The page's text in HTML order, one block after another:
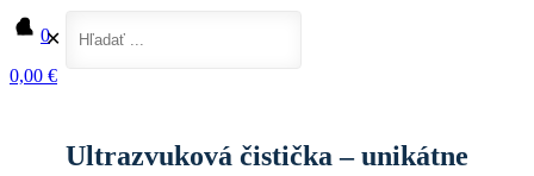
0
0,00 €
✕
Ultrazvuková čistička – unikátne